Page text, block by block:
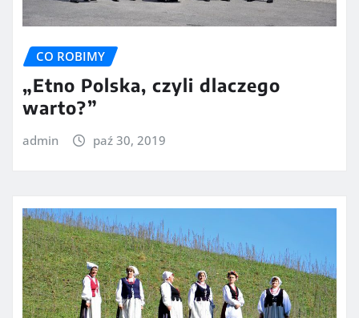
CO ROBIMY
„Etno Polska, czyli dlaczego
warto?”
admin paź 30, 2019